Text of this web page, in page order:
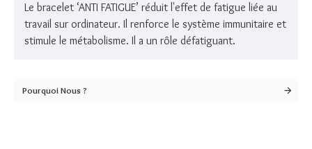
Le bracelet ‘ANTI FATIGUE’ réduit l'effet de fatigue liée au
travail sur ordinateur. Il renforce le système immunitaire et
stimule le métabolisme. Il a un rôle défatiguant.
Pourquoi Nous ?